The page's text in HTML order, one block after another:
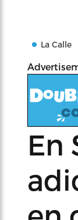
La Calle
En